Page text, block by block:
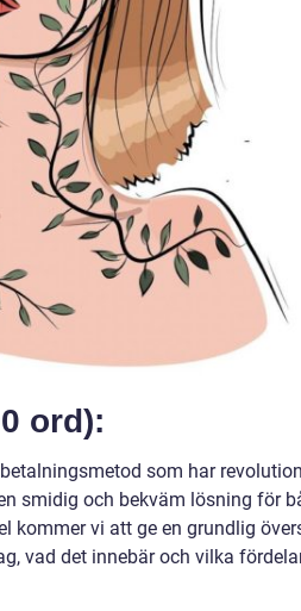
ord):
som har
smidig och bekväm lösning för
kommer vi att ge en grundlig
vad det innebär och vilka